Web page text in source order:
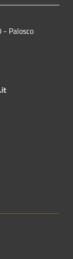
- Palosco